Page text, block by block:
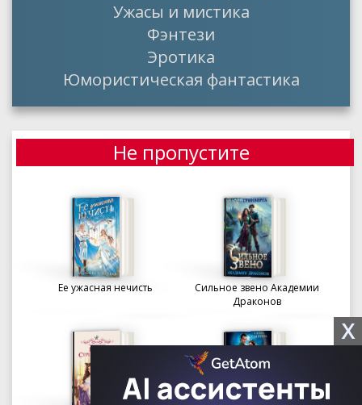
Ужасы и мистика
Фэнтези
Эротика
Юмористическая фантастика
Не пропустите
Ее ужасная нечисть
Сильное звено Академии
Драконов
X